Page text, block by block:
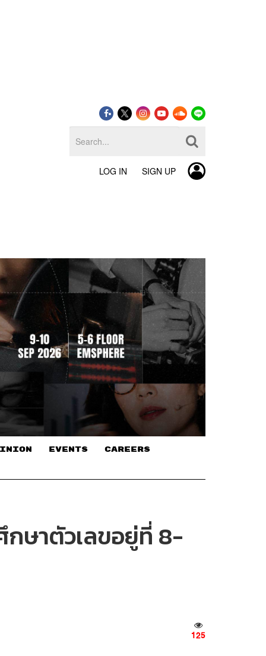
LOG IN SIGN UP
EVENTS CAREERS
ษาตัวเลขอยู่ที่ 8-
125